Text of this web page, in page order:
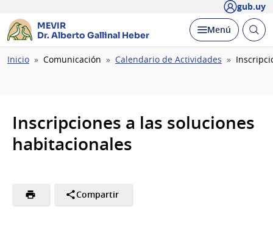
gub.uy
MEVIR
Dr. Alberto Gallinal Heber
Desplegar
Menú Abrir
Ruta
Inicio Comunicación Calendario de Actividades
Inscripciones a las soluciones
habitacionales
Compartir